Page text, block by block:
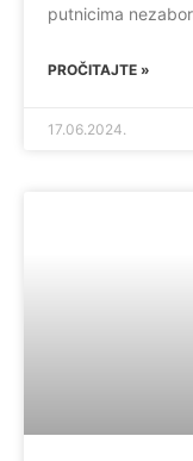
putnicima
PROČITAJTE »
17.06.2024.